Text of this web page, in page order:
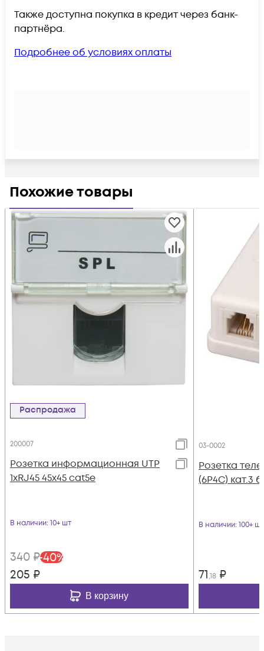
Также доступна покупка в кредит через банк-
партнёра.
Подробнее об условиях оплаты
Похожие товары
Распродажа
200007
Розетка информационная UTP
1хRJ45 45х45 cat5е
В наличии: 10+ шт
340 ₽-40%
205 ₽
В корзину
03-0002
Розетка
(6P4C) кат.3
В наличии: 100+ шт
71,18 ₽